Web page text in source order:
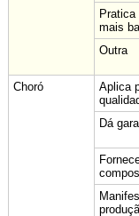
mais
Outra
Choró
Aplica
Dá